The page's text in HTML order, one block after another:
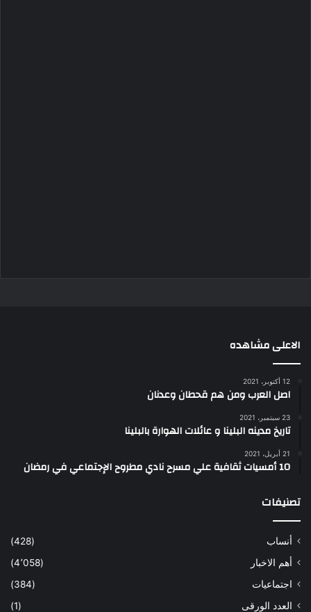
الاعلى مشاهده
12 أكتوبر، 2021
اصل العرب ومن هم قحطان وعدنان
23 سبتمبر، 2021
تاريخ مدينه البلينا و عائلات الهوارة بالبلينا
21 أبريل، 2021
10 أمسيات ثقافية علي مسرح نادي مطروح الإجتماعي في رمضان
تصنيفات
أنساب
(428)
أهم الاخبار
(4٬058)
اجتماعيات
(384)
العدد الورقى
(1)